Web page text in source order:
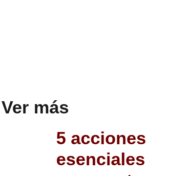
Ver más
5 acciones
esenciales